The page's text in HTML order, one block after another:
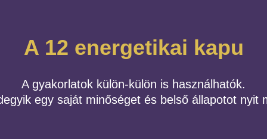
A 12 energetikai kapu
A gyakorlatok külön-külön is használhatók.
egy saját minőséget és belső állapotot nyit